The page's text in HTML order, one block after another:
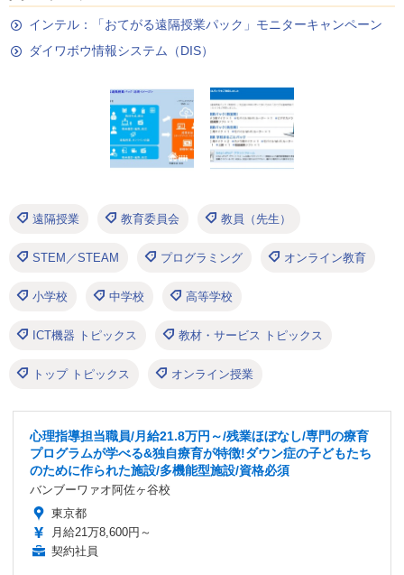
インテル：「おてがる遠隔授業パック」モニターキャンペーン
ダイワボウ情報システム（DIS）
遠隔授業 教育委員会 教員（先生）
STEM／STEAM プログラミング オンライン教育
小学校 中学校 高等学校
ICT機器 トピックス 教材・サービス トピックス
トップ トピックス オンライン授業
心理指導担当職員/月給21.8万円～/残業ほぼなし/専門の療育
プログラムが学べる&独自療育が特徴!ダウン症の子どもたち
のために作られた施設/多機能型施設/資格必須
バンブーワァオ阿佐ヶ谷校
東京都
月給21万8,600円～
契約社員